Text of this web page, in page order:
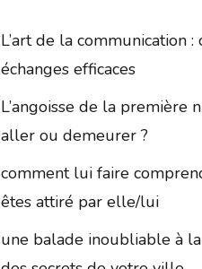
L’art de la communication
échanges efficaces
L’angoisse de la première
aller ou demeurer ?
comment lui faire
êtes attiré par elle/lui
une balade inoubliable à